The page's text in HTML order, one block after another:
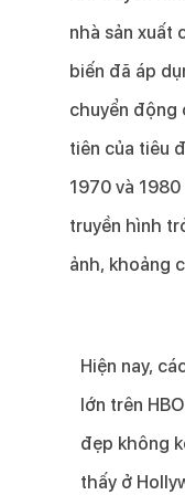
nhà sản xuất
biến đã áp
chuyển động
tiên của tiêu
1970 và
truyền hình
ảnh, khoảng
Hiện nay,
lớn trên
đẹp không
thấy ở